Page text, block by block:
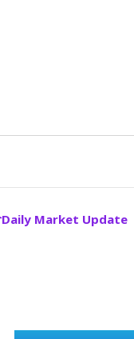
Daily Market Update